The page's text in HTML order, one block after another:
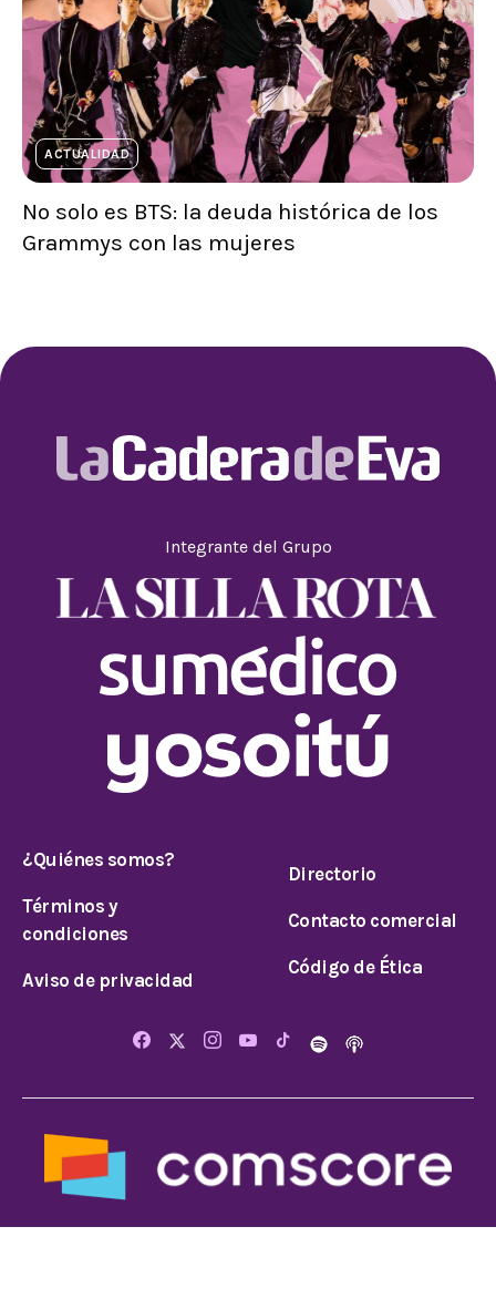
ACTUALIDAD
No solo es BTS: la deuda histórica de los
Grammys con las mujeres
Integrante del Grupo
¿Quiénes somos?
Términos y
condiciones
Aviso de privacidad
Directorio
Contacto comercial
Código de Ética